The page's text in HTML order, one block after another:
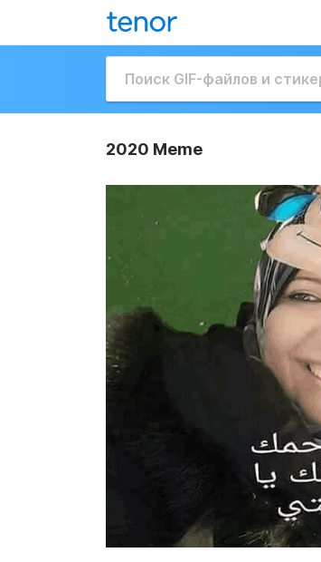
2020 Meme